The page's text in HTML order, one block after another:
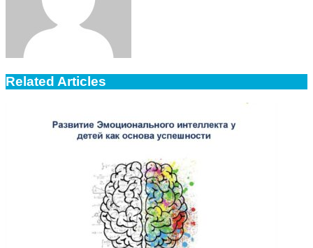
Related Articles